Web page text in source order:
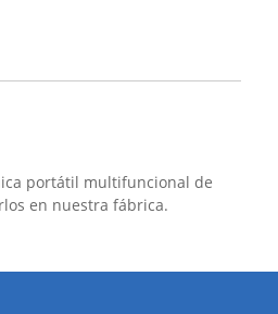
portátil multifuncional de
en nuestra fábrica.